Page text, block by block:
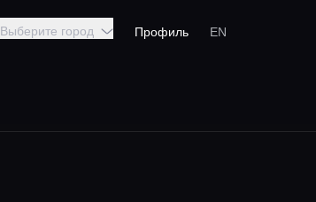
Выберите город Профиль EN